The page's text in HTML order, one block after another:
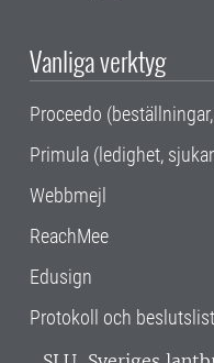
Vanliga verktyg
Proceedo
Primula (ledighet,
Webbmejl
ReachMee
Edusign
Protokoll och